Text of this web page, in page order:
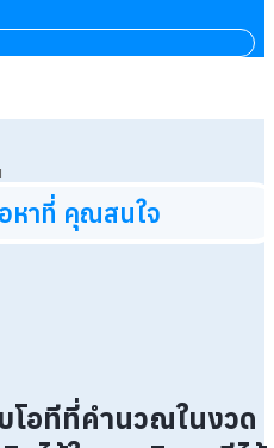
หาที่ คุณสนใจ
โอทีที่คำนวณในงวด